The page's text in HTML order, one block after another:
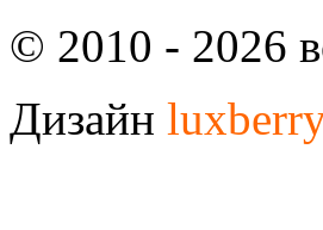
© 2010 - 2026
Дизайн